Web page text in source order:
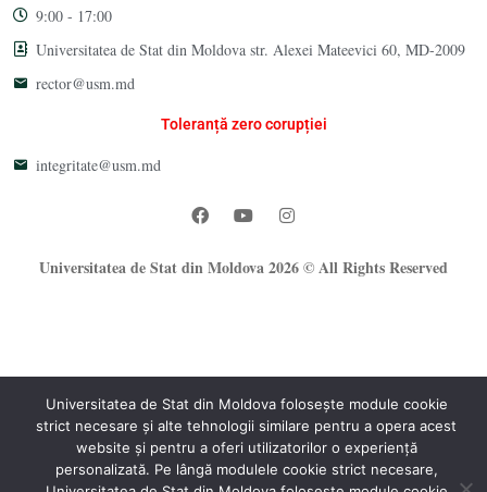
9:00 - 17:00
Universitatea de Stat din Moldova str. Alexei Mateevici 60, MD-2009
rector@usm.md
Toleranță zero corupției
integritate@usm.md
Universitatea de Stat din Moldova 2026 © All Rights Reserved
Oficiul Programare Web al USM®
Universitatea de Stat din Moldova folosește module cookie
strict necesare și alte tehnologii similare pentru a opera acest
website și pentru a oferi utilizatorilor o experiență
personalizată. Pe lângă modulele cookie strict necesare,